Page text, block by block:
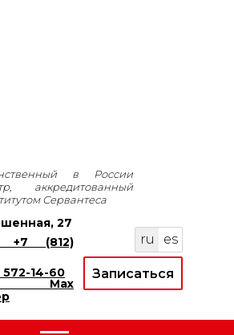
в России
аккредитованный
Сервантеса
27
+7 (812)
572-14-60
ru es
Записаться